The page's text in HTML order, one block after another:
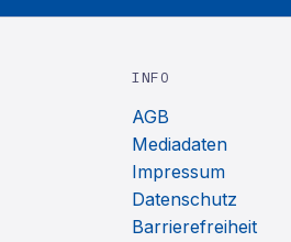
INFO
AGB
Mediadaten
Impressum
Datenschutz
Barrierefreiheit